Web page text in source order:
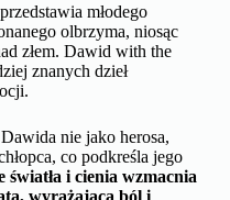
młodego
olbrzyma, niosąc
złem. Dawid with the
znanych dzieł
nie jako herosa,
co podkreśla jego
światła i cienia wzmacnia
wyrażająca ból i